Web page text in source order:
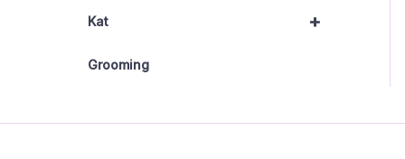
+
Kat
Grooming